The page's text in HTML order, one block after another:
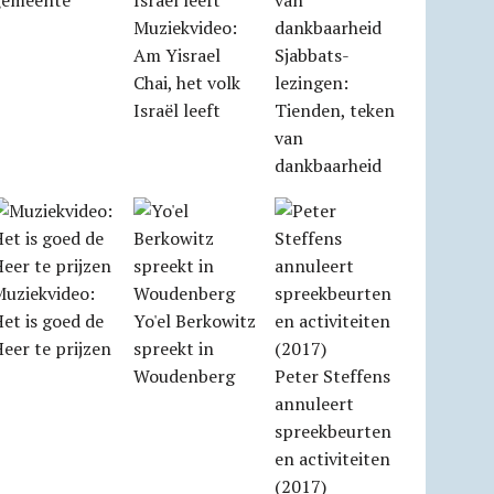
Muziekvideo:
Am Yisrael
Chai, het volk
Israël leeft
Sjabbats­
lezingen:
Tienden, teken
van
dankbaarheid
is goed de
te prijzen
Yo'el Berkowitz
spreekt in
Woudenberg
Peter Steffens
annuleert
spreekbeurten
en activiteiten
(2017)